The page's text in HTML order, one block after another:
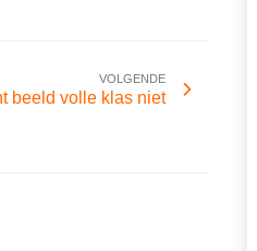
VOLGENDE
beeld volle klas niet